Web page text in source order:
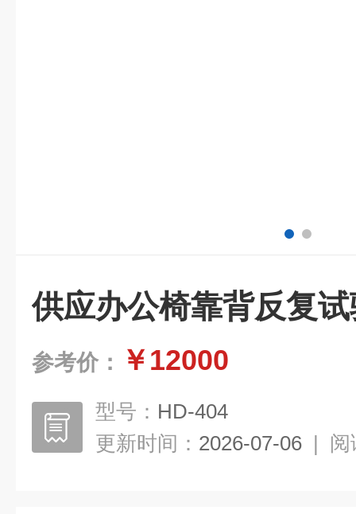
供应办公椅靠背反复
参考价： ￥12000
型号： HD-404
更新时间： 2026-07-06 | 阅